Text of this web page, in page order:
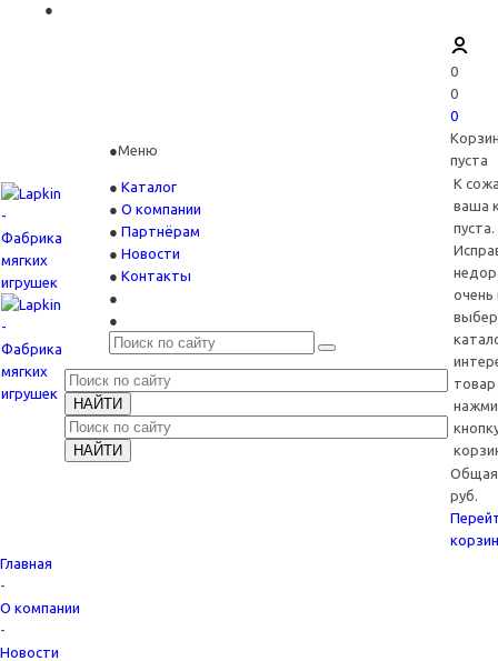
Меню
Каталог
О компании
Партнёрам
Новости
Контакты
0
0
0
пуста
К
ваша
пуста.
очень
товар
Общая
руб.
Главная
-
О компании
-
Новости